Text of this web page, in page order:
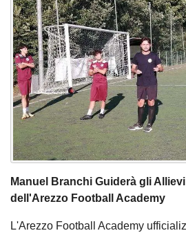
Manuel Branchi Guiderà gli
dell'Arezzo Football Academy
L'Arezzo Football Academy